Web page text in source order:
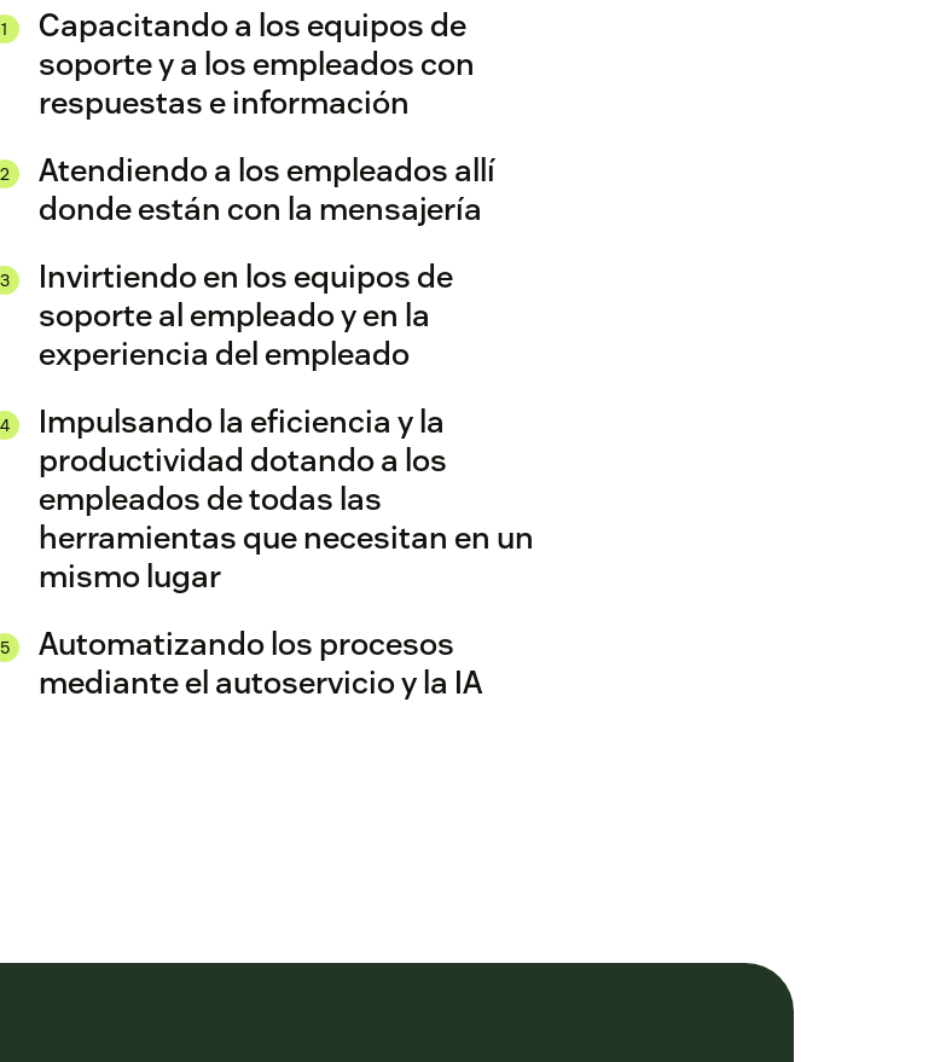
Capacitando a los equipos de
soporte y a los empleados con
respuestas e información
Atendiendo a los empleados allí
donde están con la mensajería
Invirtiendo en los equipos de
soporte al empleado y en la
experiencia del empleado
Impulsando la eficiencia y la
productividad dotando a los
empleados de todas las
herramientas que necesitan en un
mismo lugar
Automatizando los procesos
mediante el autoservicio y la IA